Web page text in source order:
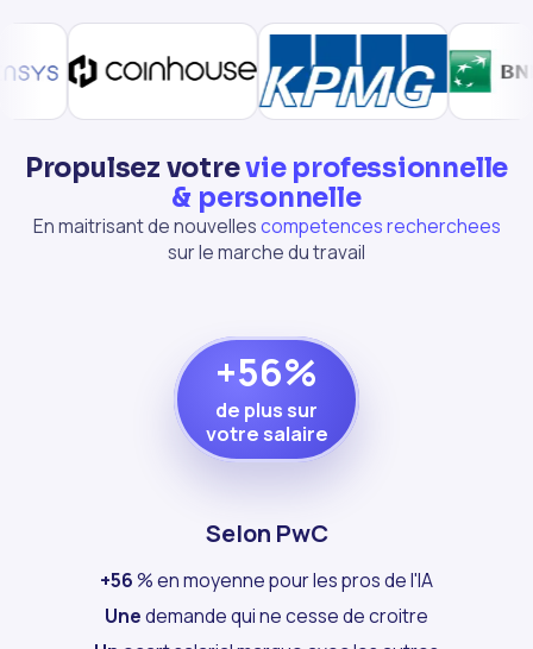
Propulsez votrevie professionnelle
& personnelle
En maitrisant de nouvellescompetences recherchees
sur le marche du travail
+56%
de plus sur
votre salaire
Selon PwC
+56% en moyenne pour les pros de l'IA
Unedemande qui ne cesse de croitre